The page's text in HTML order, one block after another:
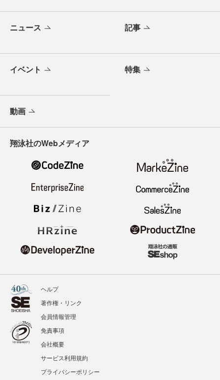
ニュース 記事
イベント 特集
動画
翔泳社のWebメディア
ヘルプ
著作権・リンク
会員情報管理
免責事項
会社概要
サービス利用規約
プライバシーポリシー